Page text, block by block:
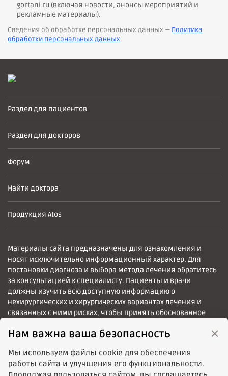
gortani.ru (включая новости, анонсы мероприятий и
рекламные материалы).
Сведения об обработке персональных данных — Политика
обработки персональных данных.
Раздел для пациентов
Раздел для докторов
Форум
Найти доктора
Продукция Atos
Материалы сайта предназначены для ознакомления и
носят исключительно информационный характер. Для
постановки диагноза и выбора метода лечения обратитесь
за консультацией к специалисту. Пациенты и врачи
должны изучить всю доступную информацию о
нехирургических и хирургических вариантах лечения и
связанных с ними рисках, чтобы принять обоснованное
×
Нам важна ваша безопасность
Мы используем файлы cookie для обеспечения
работы сайта и улучшения его функциональности.